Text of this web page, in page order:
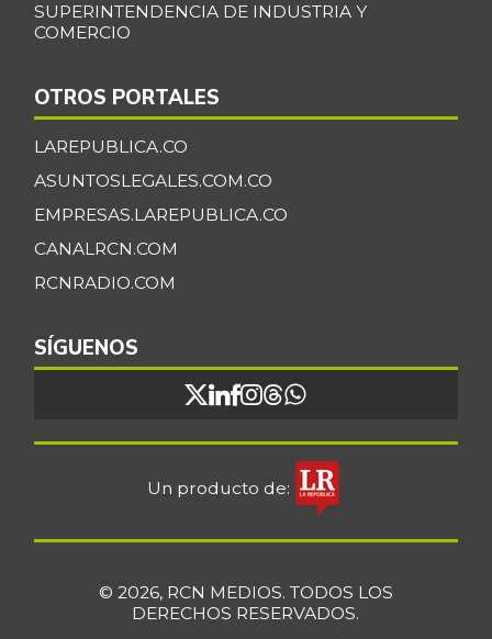
SUPERINTENDENCIA DE INDUSTRIA Y
COMERCIO
OTROS PORTALES
LAREPUBLICA.CO
ASUNTOSLEGALES.COM.CO
EMPRESAS.LAREPUBLICA.CO
CANALRCN.COM
RCNRADIO.COM
SÍGUENOS
Un producto de:
© 2026, RCN MEDIOS. TODOS LOS
DERECHOS RESERVADOS.